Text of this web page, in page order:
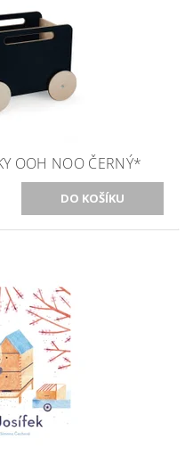
OOH NOO ČERNÝ*